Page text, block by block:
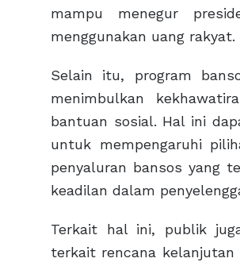
mampu menegur
menggunakan uang rakyat.
Selain itu, program
menimbulkan
bantuan sosial. Hal ini
untuk mempengaruhi
penyaluran bansos yang
keadilan dalam
Terkait hal ini, publik
terkait rencana kelanjutan